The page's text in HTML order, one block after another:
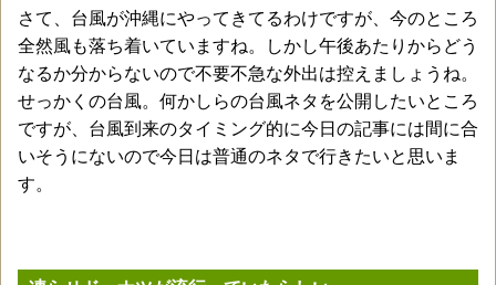
さて、台風が沖縄にやってきてるわけですが、今のところ
全然風も落ち着いていますね。しかし午後あたりからどう
なるか分からないので不要不急な外出は控えましょうね。
せっかくの台風。何かしらの台風ネタを公開したいところ
ですが、台風到来のタイミング的に今日の記事には間に合
いそうにないので今日は普通のネタで行きたいと思いま
す。